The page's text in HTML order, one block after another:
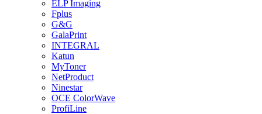
ELP Imaging
Fplus
G&G
GalaPrint
INTEGRAL
Katun
MyToner
NetProduct
Ninestar
OCE ColorWave
ProfiLine